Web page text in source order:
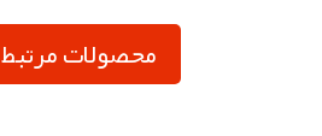
محصولات مرتبط